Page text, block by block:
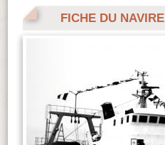
FICHE DU NAVIRE